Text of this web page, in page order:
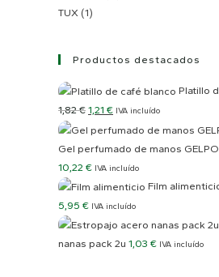
TUX (1)
Productos destacados
Platillo
1,82€ 1,21 € IVA incluído
Gel perfumado de manos
10,22 € IVA incluído
Film
5,95 € IVA incluído
nanas pack 2u 1,03 € IVA incluído